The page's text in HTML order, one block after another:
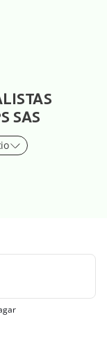
SAS